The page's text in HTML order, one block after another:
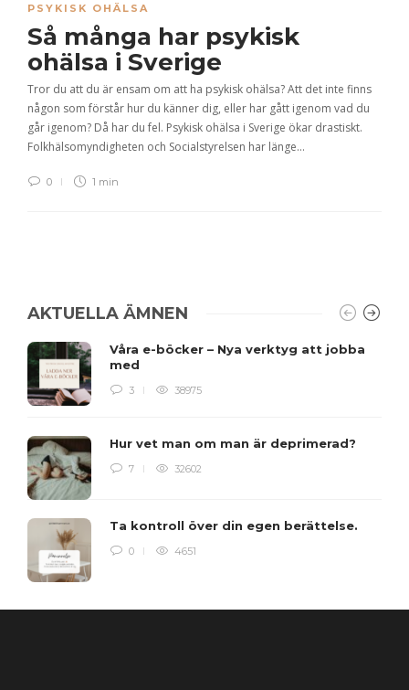
PSYKISK OHÄLSA
Så många har psykisk
ohälsa i Sverige
Tror du att du är ensam om att ha psykisk ohälsa? Att det inte finns
någon som förstår hur du känner dig, eller har gått igenom vad du
går igenom? Då har du fel. Psykisk ohälsa i Sverige ökar drastiskt.
Folkhälsomyndigheten och Socialstyrelsen har länge…
0 1 min
AKTUELLA ÄMNEN
Våra e-böcker – Nya verktyg att jobba
med
3 38975
Hur vet man om man är deprimerad?
7 32602
Ta kontroll över din egen berättelse.
0 4651